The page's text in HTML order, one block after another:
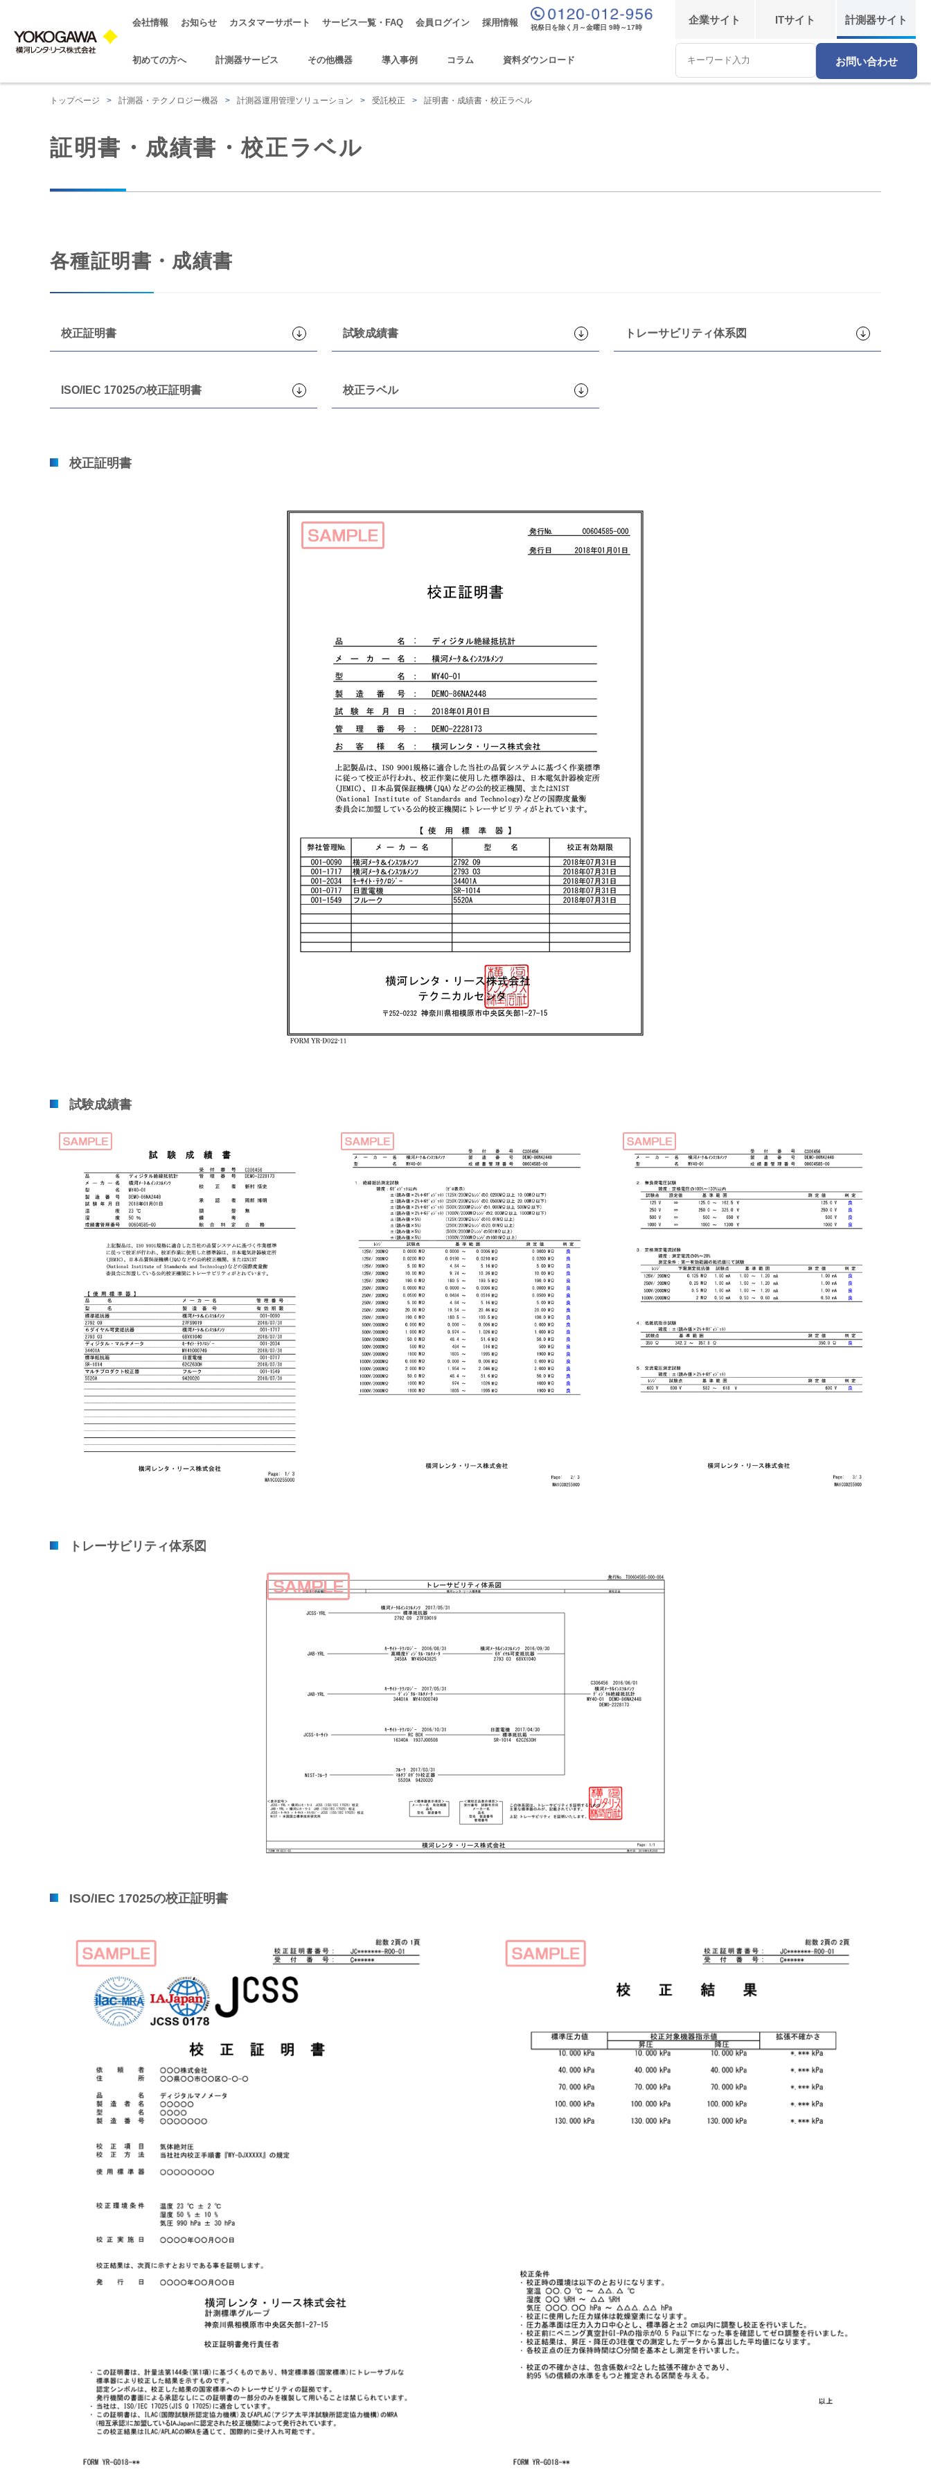
会社情報 お知らせ カスタマーサポート サービス一覧・FAQ 会員ログイン 採用情報
祝祭日を除く月～金曜日 9時～17時
初めての方へ 計測器サービス その他機器 導入事例 コラム 資料ダウンロード
企業サイト ITサイト 計測器サイト
Conduct
a
search
お問い合わせ
トップページ > 計測器・テクノロジー機器 > 計測器運用管理ソリューション > 受託校正 > 証明書・成績書・校正ラベル
証明書・成績書・校正ラベル
各種証明書・成績書
校正証明書 試験成績書 トレーサビリティ体系図
ISO/IEC 17025の校正証明書 校正ラベル
校正証明書
試験成績書
トレーサビリティ体系図
ISO/IEC 17025の校正証明書